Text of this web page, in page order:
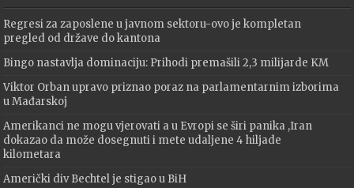
Regresi za zaposlene u javnom sektoru-ovo je kompletan
pregled od države do kantona
Bingo nastavlja dominaciju: Prihodi premašili 2,3 milijarde KM
Viktor Orban upravo priznao poraz na parlamentarnim izborima
u Mađarskoj
Amerikanci ne mogu vjerovati a u Evropi se širi panika ,Iran
dokazao da može dosegnuti i mete udaljene 4 hiljade
kilometara
Američki div Bechtel je stigao u BiH